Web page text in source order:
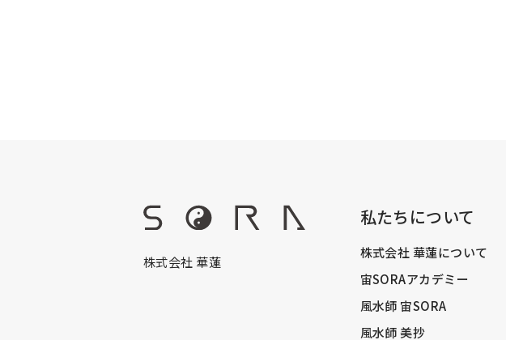
株式会社 華蓮
私たちについて
株式会社 華蓮について
宙SORAアカデミー
風水師 宙SORA
風水師 美抄